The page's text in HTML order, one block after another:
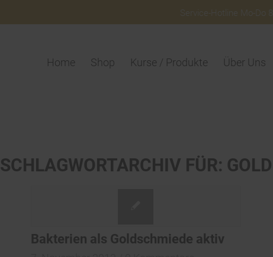
Service-Hotline Mo-Do
Home Shop Kurse / Produkte Über Uns
SCHLAGWORTARCHIV FÜR: GOLD
Bakterien als Goldschmiede aktiv